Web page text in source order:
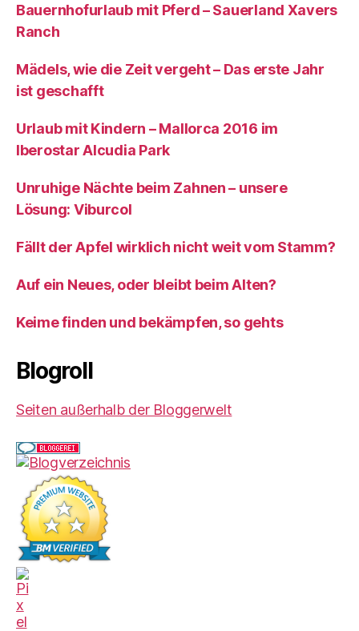
Bauernhofurlaub mit Pferd – Sauerland Xavers
Ranch
Mädels, wie die Zeit vergeht – Das erste Jahr
ist geschafft
Urlaub mit Kindern – Mallorca 2016 im
Iberostar Alcudia Park
Unruhige Nächte beim Zahnen – unsere
Lösung: Viburcol
Fällt der Apfel wirklich nicht weit vom Stamm?
Auf ein Neues, oder bleibt beim Alten?
Keime finden und bekämpfen, so gehts
Blogroll
Seiten außerhalb der Bloggerwelt